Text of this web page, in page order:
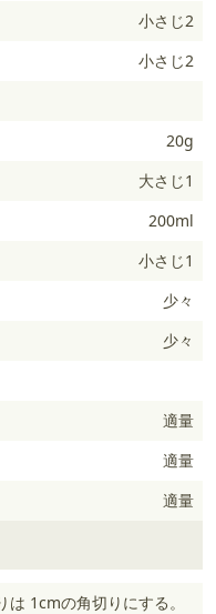
小さじ2
小さじ2
20g
大さじ1
200ml
小さじ1
少々
少々
適量
適量
適量
1cmの角切りにする。